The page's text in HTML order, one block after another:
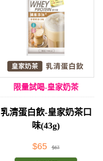
限量試喝-皇家奶茶
乳清蛋白飲-皇家奶茶口
味(43g)
$65 $67